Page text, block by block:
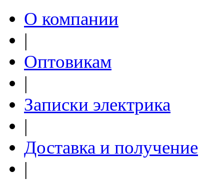
О компании
|
Оптовикам
|
Записки электрика
|
Доставка и получение
|